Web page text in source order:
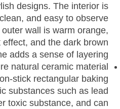
designs. The interior is
and easy to observe
wall is warm orange,
and the dark brown
adds a sense of layering.
natural ceramic material
stick rectangular baking
substances such as lead
toxic substance, and can